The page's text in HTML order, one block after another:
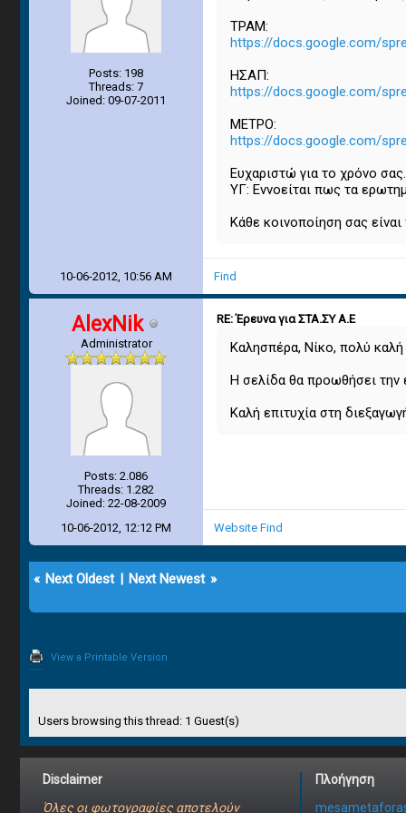
Posts: 198
Threads: 7
Joined: 09-07-2011
ΤΡΑΜ:
https://docs.google.com/
ΗΣΑΠ:
https://docs.google.com/
ΜΕΤΡΟ:
https://docs.google.com/
Ευχαριστώ για το χρόνο σας.
ΥΓ: Εννοείται πως τα
Κάθε κοινοποίηση σας είναι
10-06-2012, 10:56 AM Find
AlexNik
Administrator
Posts: 2.086
Threads: 1.282
Joined: 22-08-2009
RE: Έρευνα για ΣΤΑ.ΣΥ Α.Ε
Καλησπέρα, Νίκο, πολύ
Η σελίδα θα προωθήσει την
Καλή επιτυχία στη
10-06-2012, 12:12 PM Website Find
« Next Oldest | Next Newest »
View a Printable Version
Users browsing this thread: 1 Guest(s)
Disclaimer
Όλες οι φωτογραφίες αποτελούν
Πλοήγηση